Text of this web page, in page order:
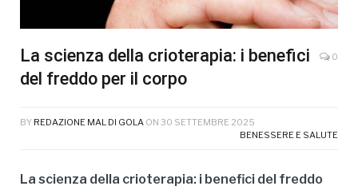
La scienza della crioterapia: i benefici
del freddo per il corpo
0
BY REDAZIONE MAL DI GOLA ON 30 SETTEMBRE 2025
BENESSERE E SALUTE
La scienza della crioterapia: i benefici del freddo